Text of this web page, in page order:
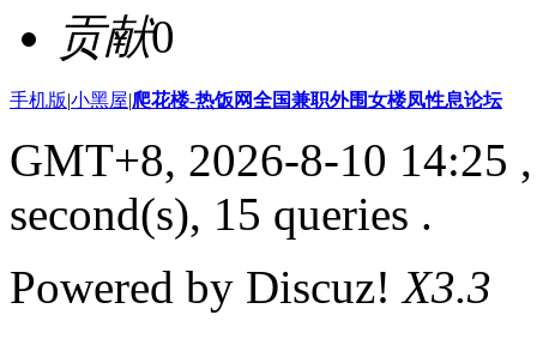
贡献0
手机版|小黑屋|爬花楼-热饭网全国兼职外围女楼凤性息论坛
GMT+8, 2026-8-10 14:25
second(s), 15 queries .
Powered by Discuz!X3.3